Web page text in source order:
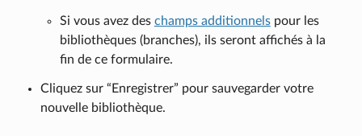
Si vous avez des champs additionnelspour les
bibliothèques (branches), ils seront affichés à la
fin de ce formulaire.
Cliquez sur “Enregistrer” pour sauvegarder votre
nouvelle bibliothèque.